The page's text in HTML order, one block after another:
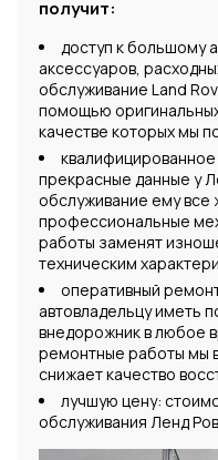
получит:
доступ к большому
аксессуаров,
обслуживание Land
помощью
качестве которых мы
прекрасные данные у
обслуживание ему
профессиональные
работы заменят
техническим
оперативный
автовладельцу иметь
внедорожник в любое
ремонтные работы мы
снижает качество
лучшую цену:
обслуживания Ленд